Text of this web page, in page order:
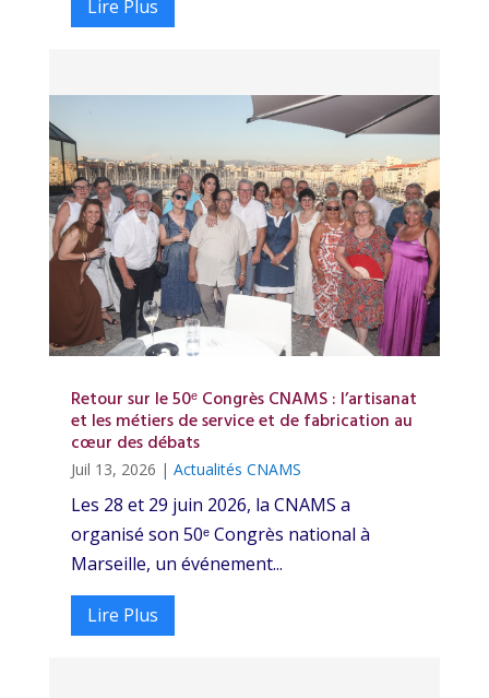
Lire Plus
Retour sur le 50ᵉ Congrès CNAMS : l’artisanat
et les métiers de service et de fabrication au
cœur des débats
Juil 13, 2026 | Actualités CNAMS
Les 28 et 29 juin 2026, la CNAMS a
organisé son 50ᵉ Congrès national à
Marseille, un événement...
Lire Plus